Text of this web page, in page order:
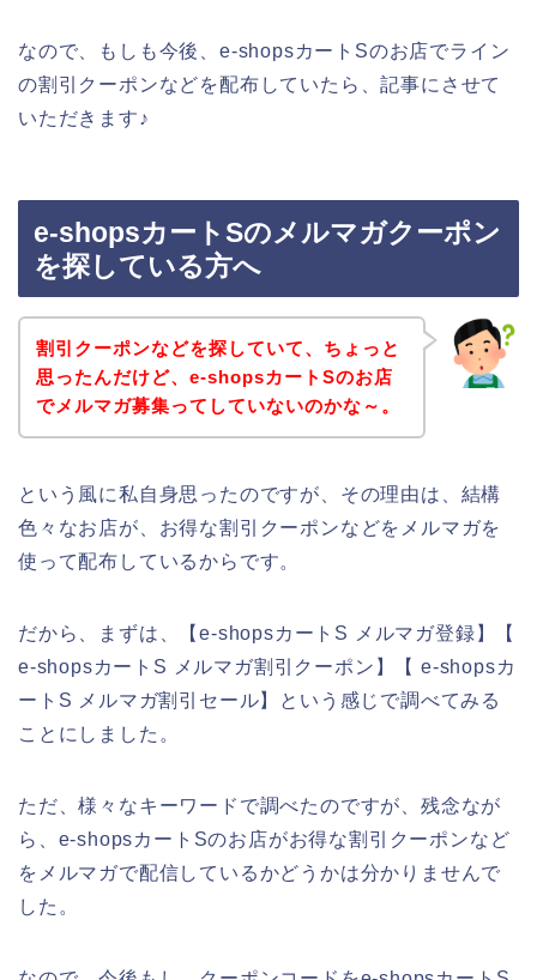
なので、もしも今後、e-shopsカートSのお店でライン
の割引クーポンなどを配布していたら、記事にさせて
いただきます♪
e-shopsカートSのメルマガクーポン
を探している方へ
割引クーポンなどを探していて、ちょっと
思ったんだけど、e-shopsカートSのお店
でメルマガ募集ってしていないのかな～。
という風に私自身思ったのですが、その理由は、結構
色々なお店が、お得な割引クーポンなどをメルマガを
使って配布しているからです。
だから、まずは、【e-shopsカートS メルマガ登録】【
e-shopsカートS メルマガ割引クーポン】【 e-shopsカ
ートS メルマガ割引セール】という感じで調べてみる
ことにしました。
ただ、様々なキーワードで調べたのですが、残念なが
ら、e-shopsカートSのお店がお得な割引クーポンなど
をメルマガで配信しているかどうかは分かりませんで
した。